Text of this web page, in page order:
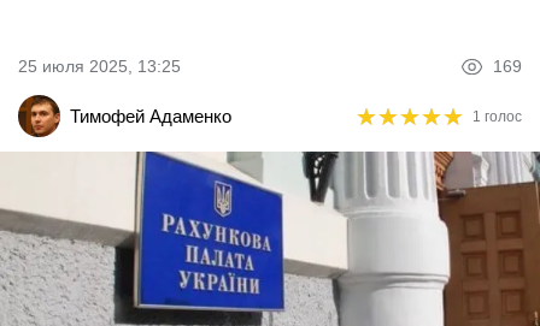
UK
25 июля 2025, 13:25 169
Тимофей Адаменко ★★★★★
★★★★★ 1 голос